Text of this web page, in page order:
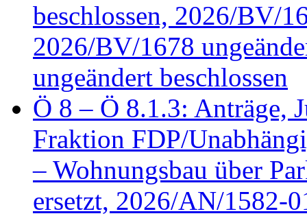
beschlossen, 2026/BV/
2026/BV/1678
ungeändert beschlossen
Ö 8 – Ö 8.1.3: Anträge,
Fraktion FDP/
– Wohnungsbau über
ersetzt, 2026/AN/1582-